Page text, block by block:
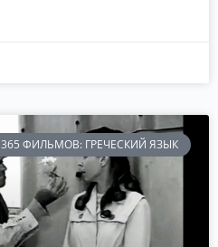
365 ФИЛЬМОВ: ГРЕЧЕСКИЙ ЯЗЫК